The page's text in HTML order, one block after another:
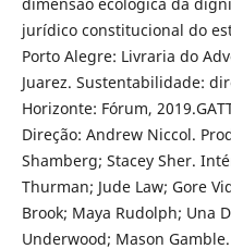
jurídico constitucional do
Porto Alegre: Livraria do
Juarez. Sustentabilidade:
Horizonte: Fórum,
Direção: Andrew Niccol.
Shamberg; Stacey Sher.
Thurman; Jude Law; Gore
Brook; Maya Rudolph; Una
Underwood; Mason